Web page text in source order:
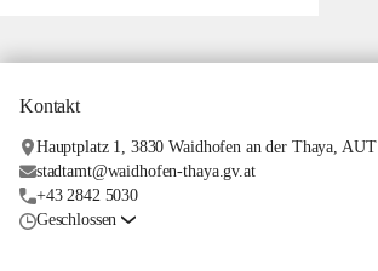
Kontakt
Hauptplatz 1, 3830 Waidhofen an der Thaya, AUT
stadtamt@waidhofen-thaya.gv.at
+43 2842 5030
Geschlossen